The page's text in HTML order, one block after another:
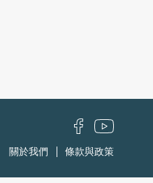
關於我們
條款與政策